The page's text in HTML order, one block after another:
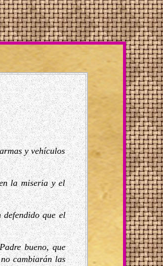
y vehículos
la miseria y el
que el
bueno, que
cambiarán las